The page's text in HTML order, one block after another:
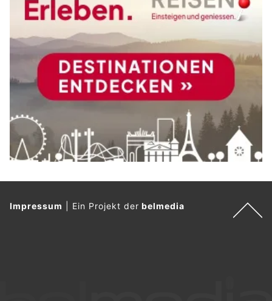
Impressum Ein Projekt derbelmedia